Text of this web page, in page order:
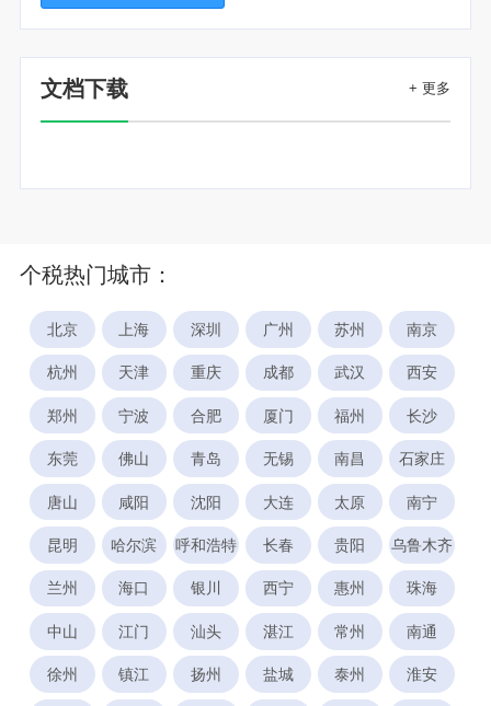
文档下载 + 更多
个税热门城市：
北京 上海 深圳 广州 苏州 南京
杭州 天津 重庆 成都 武汉 西安
郑州 宁波 合肥 厦门 福州 长沙
东莞 佛山 青岛 无锡 南昌 石家庄
唐山 咸阳 沈阳 大连 太原 南宁
昆明 哈尔滨 呼和浩特 长春 贵阳 乌鲁木齐
兰州 海口 银川 西宁 惠州 珠海
中山 江门 汕头 湛江 常州 南通
徐州 镇江 扬州 盐城 泰州 淮安